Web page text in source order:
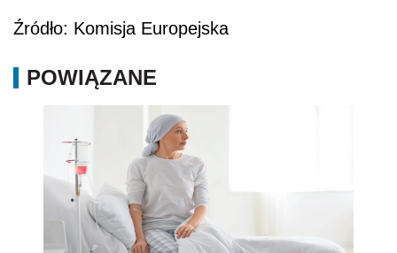
Źródło: Komisja Europejska
POWIĄZANE